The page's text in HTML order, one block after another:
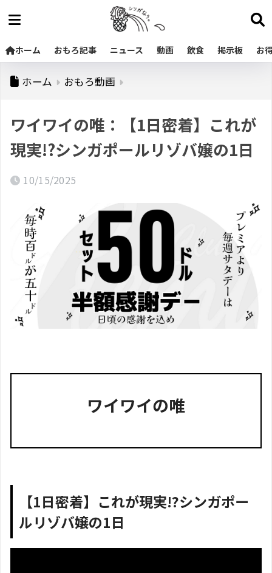
ホーム おもろ記事 ニュース 動画 飲食 掲示板 お
ホーム おもろ動画
ワイワイの唯：【1日密着】これが
現実!?シンガポールリゾバ嬢の1日
10/15/2025
ワイワイの唯
【1日密着】これが現実!?シンガポー
ルリゾバ嬢の1日